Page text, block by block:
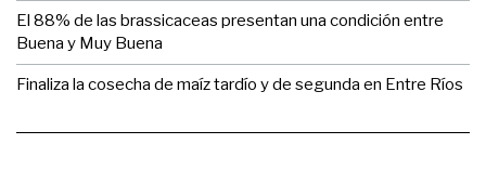
El 88% de las brassicaceas presentan una condición entre
Buena y Muy Buena
Finaliza la cosecha de maíz tardío y de segunda en Entre Ríos